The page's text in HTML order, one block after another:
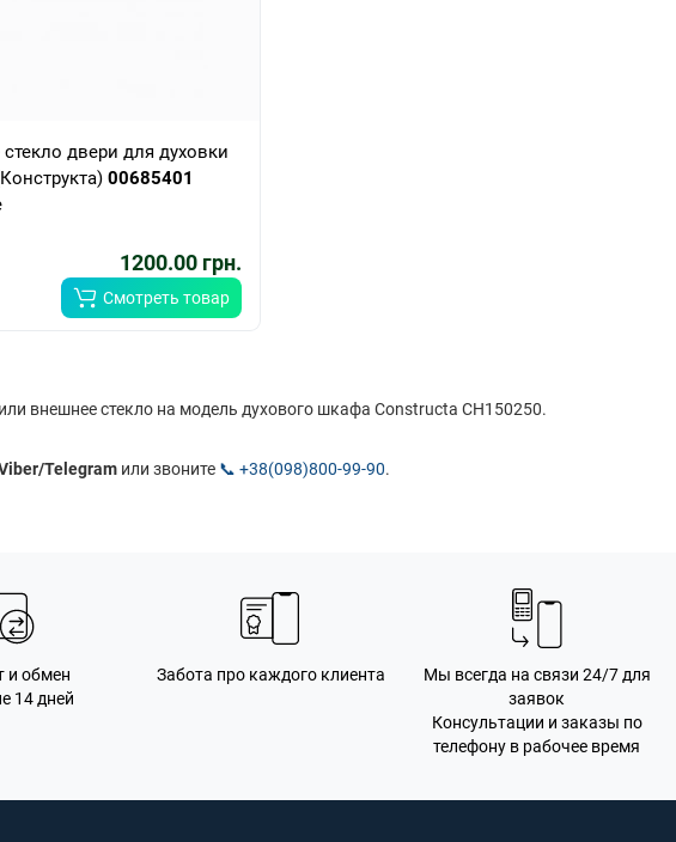
стекло двери для духовки
00685401
1200.00 грн.
Смотреть товар
внешнее стекло на модель духового шкафа Constructa CH150250.
Telegramили звоните 📞 +38(098)800-99-90.
и обмен
14 дней
Забота про каждого клиента
Мы всегда на связи 24/7 для
заявок
Консультации и заказы по
телефону в рабочее время